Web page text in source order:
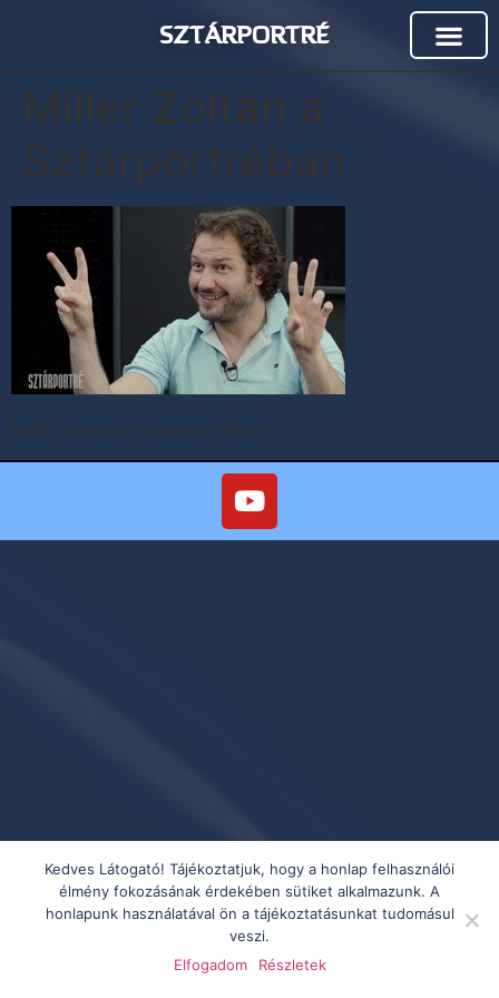
SZTÁRPORTRÉ
Miller Zoltán a
Sztárportréban
Miller Zoltán a Sztárportréban
Kedves Látogató! Tájékoztatjuk, hogy a honlap felhasználói
élmény fokozásának érdekében sütiket alkalmazunk. A
honlapunk használatával ön a tájékoztatásunkat tudomásul
veszi.
Elfogadom
Részletek